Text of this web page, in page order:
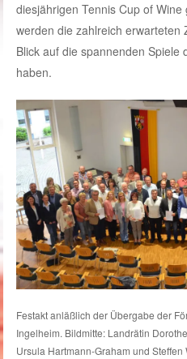
diesjährigen Tennis Cup of
werden die zahlreich
Blick auf die spannenden Spiele
haben.
Festakt anläßlich der Übergabe der
Ingelheim. Bildmitte: Landrätin
Ursula Hartmann-Graham und